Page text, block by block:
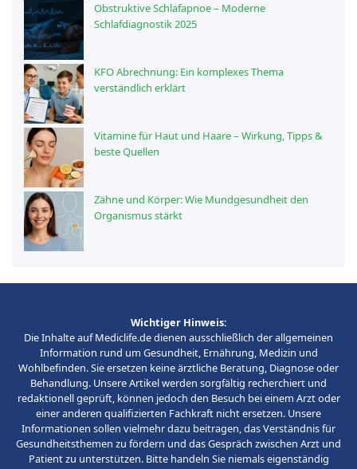
Obstruktive Schlafapnoe – Moderne
Schlafdiagnostik 2025
KFO Abrechnung: Ein komplexes Thema
verständlich erklärt
Vitamine für Haut und Haare – Wirkung, Tipps &
beste Quellen
Zähne und Körper: Wie Mundgesundheit den
Organismus stärkt
Wichtiger Hinweis:
Die Inhalte auf Mediclife.de dienen ausschließlich der allgemeinen
Information rund um Gesundheit, Ernährung, Medizin und
Wohlbefinden. Sie ersetzen keine ärztliche Beratung, Diagnose oder
Behandlung. Unsere Artikel werden sorgfältig recherchiert und
redaktionell geprüft, können jedoch den Besuch bei einem Arzt oder
einer anderen qualifizierten Fachkraft nicht ersetzen. Unsere
Informationen sollen vielmehr dazu beitragen, das Verständnis für
Gesundheitsthemen zu fördern und das Gespräch zwischen Arzt und
Patient zu unterstützen. Bitte handeln Sie niemals eigenständig